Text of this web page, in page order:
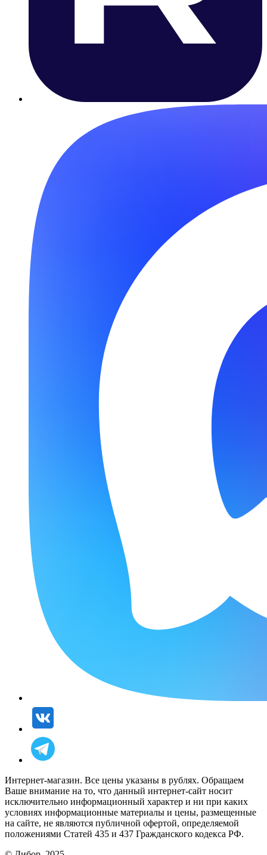
Интернет-магазин. Все цены указаны в рублях. Обращаем
Ваше внимание на то, что данный интернет-сайт носит
исключительно информационный характер и ни при каких
условиях информационные материалы и цены, размещенные
на сайте, не являются публичной офертой, определяемой
положениями Статей 435 и 437 Гражданского кодекса РФ.